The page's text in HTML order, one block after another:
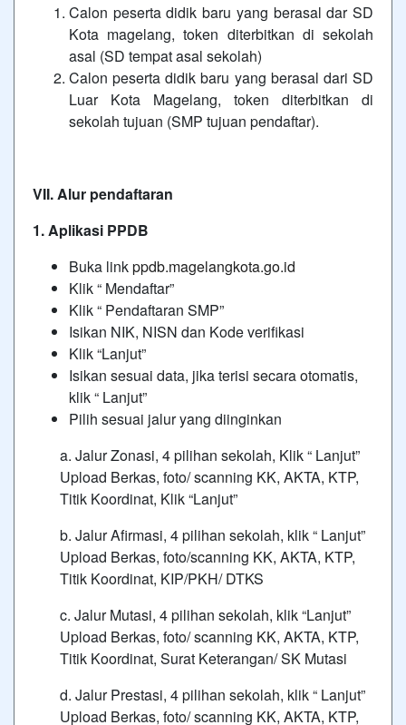
Calon peserta didik baru yang berasal dar SD
Kota magelang, token diterbitkan di sekolah
asal (SD tempat asal sekolah)
Calon peserta didik baru yang berasal dari SD
Luar Kota Magelang, token diterbitkan di
sekolah tujuan (SMP tujuan pendaftar).
VII. Alur pendaftaran
1. Aplikasi PPDB
Buka linkppdb.magelangkota.go.id
Klik “ Mendaftar”
Klik “ Pendaftaran SMP”
Isikan NIK, NISN dan Kode verifikasi
Klik “Lanjut”
Isikan sesuai data, jika terisi secara otomatis,
klik “ Lanjut”
Pilih sesuai jalur yang diinginkan
a. Jalur Zonasi, 4 pilihan sekolah, Klik “ Lanjut”
Upload Berkas, foto/ scanning KK, AKTA, KTP,
Titik Koordinat, Klik “Lanjut”
b. Jalur Afirmasi, 4 pilihan sekolah, klik “ Lanjut”
Upload Berkas, foto/scanning KK, AKTA, KTP,
Titik Koordinat, KIP/PKH/ DTKS
c. Jalur Mutasi, 4 pilihan sekolah, klik “Lanjut”
Upload Berkas, foto/ scanning KK, AKTA, KTP,
Titik Koordinat, Surat Keterangan/ SK Mutasi
d. Jalur Prestasi, 4 pilihan sekolah, klik “ Lanjut”
Upload Berkas, foto/ scanning KK, AKTA, KTP,